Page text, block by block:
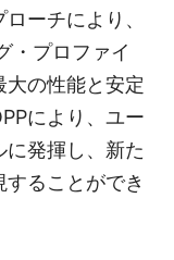
ーチにより、
・プロファイ
の性能と安定
により、ユー
発揮し、新た
ることができ